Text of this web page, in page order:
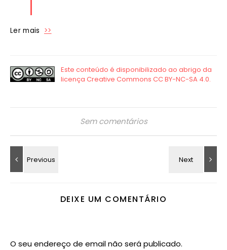
Ler mais >>
Sem comentários
DEIXE UM COMENTÁRIO
O seu endereço de email não será publicado.